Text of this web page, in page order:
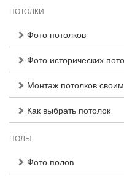
ПОТОЛКИ
Фото потолков
Фото исторических
Монтаж потолков
Как выбрать потолок
ПОЛЫ
Фото полов